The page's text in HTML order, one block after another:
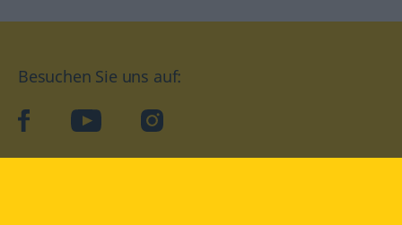
Besuchen Sie uns auf:
facebookYouTube Instagram